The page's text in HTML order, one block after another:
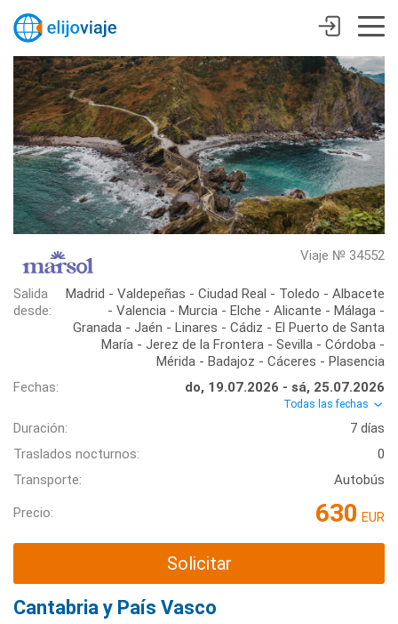
Viaje № 34552
Salida
desde:
Madrid - Valdepeñas - Ciudad Real - Toledo - Albacete
- Valencia - Murcia - Elche - Alicante - Málaga -
Granada - Jaén - Linares - Cádiz - El Puerto de Santa
María - Jerez de la Frontera - Sevilla - Córdoba -
Mérida - Badajoz - Cáceres - Plasencia
Fechas:
do, 19.07.2026 - sá, 25.07.2026
Todas las fechas
Duración:
7 días
Traslados nocturnos:
0
Transporte:
Autobús
Precio: 630 EUR
Solicitar
Cantabria y País Vasco